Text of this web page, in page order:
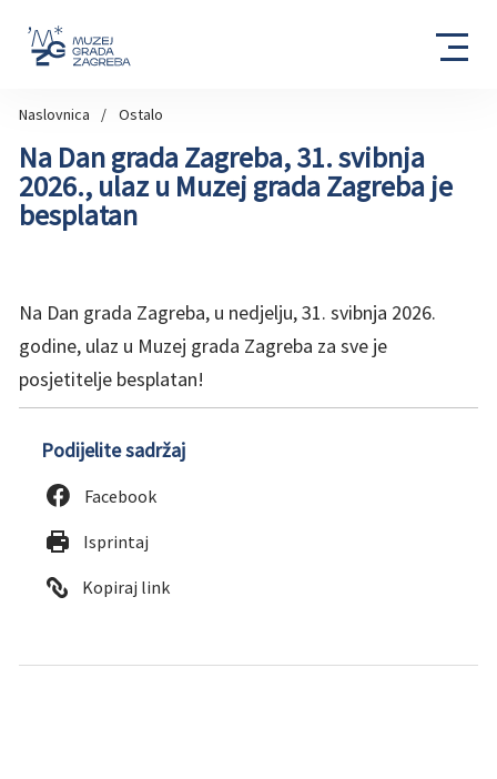
Naslovnica Ostalo
Na Dan grada Zagreba, 31. svibnja
2026., ulaz u Muzej grada Zagreba je
besplatan
Na Dan grada Zagreba, u nedjelju, 31. svibnja 2026.
godine, ulaz u Muzej grada Zagreba za sve je
posjetitelje besplatan!
Podijelite sadržaj
Facebook
Isprintaj
Kopiraj link